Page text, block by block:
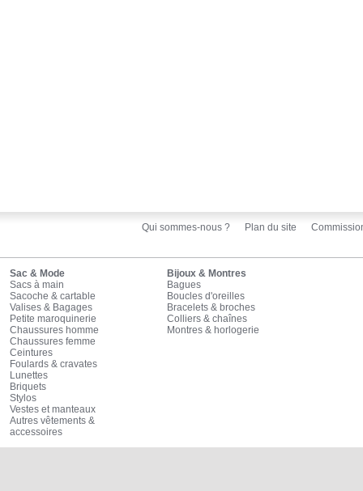
Qui sommes-nous ? Plan du site
Sac & Mode
Sacs à main
Sacoche & cartable
Valises & Bagages
Petite maroquinerie
Chaussures homme
Chaussures femme
Ceintures
Foulards & cravates
Lunettes
Briquets
Stylos
Vestes et manteaux
Autres vêtements &
accessoires
Bijoux & Montres
Bagues
Boucles d'oreilles
Bracelets & broches
Colliers & chaînes
Montres & horlogerie